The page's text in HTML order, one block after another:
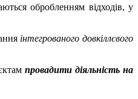
обробленням відходів, у
інтегрованого довкіллєвого
провадити діяльність на